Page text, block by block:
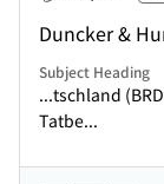
Duncker &
Subject Heading
...tschland
Tatbe...